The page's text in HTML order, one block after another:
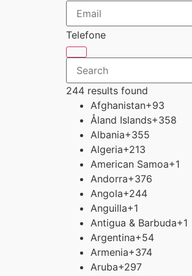
Telefone
244 results found
Afghanistan+93
Åland Islands+358
Albania+355
Algeria+213
American Samoa+1
Andorra+376
Angola+244
Anguilla+1
Antigua & Barbuda+1
Argentina+54
Armenia+374
Aruba+297